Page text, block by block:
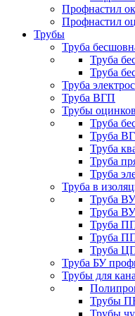
Профнастил
Профнастил
Трубы
Труба
Труба
Труба
Труба
Труба ВГП
Трубы
Труба
Труба
Труба
Труба
Труба
Труба в
Труба
Труба
Труба
Труба
Труба
Труба БУ
Трубы для
Трубы
Трубы